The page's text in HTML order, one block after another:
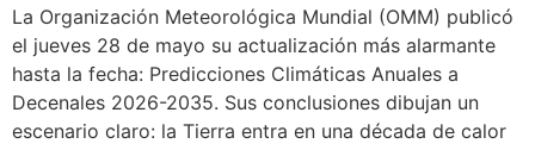
La Organización Meteorológica Mundial (OMM) publicó
el jueves 28 de mayo su actualización más alarmante
hasta la fecha: Predicciones Climáticas Anuales a
Decenales 2026-2035. Sus conclusiones dibujan un
escenario claro: la Tierra entra en una década de calor